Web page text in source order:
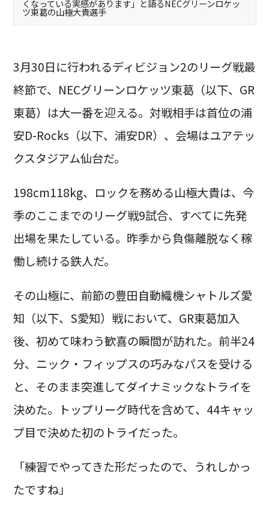
くなっている実感があります」と語るNECグリーンロケッ
ツ東葛の山極大貴選手
3月30日に行われるディビジョン2のリーグ戦最
終節で、NECグリーンロケッツ東葛（以下、GR
東葛）は大一番を迎える。対戦相手は首位の浦
安D-Rocks（以下、浦安DR）、会場はユアテッ
クスタジアム仙台だ。
198cm118kg、ロックを務める山極大貴は、今
季のここまでのリーグ戦9試合、すべてに先発
出場を果たしている。昨季から負傷離脱なく稼
働し続ける鉄人だ。
その山極に、前節の豊田自動織機シャトルズ愛
知（以下、S愛知）戦において、GR東葛加入
後、初めて味わう歓喜の瞬間が訪れた。前半24
分、ニック・フィップスの巧みなパスを受ける
と、そのまま突進してダイナミックなトライを
決めた。トップリーグ時代を含めて、44キャッ
プ目で決めた初のトライだった。
「練習でやってきた形だったので、うれしかっ
たですね」